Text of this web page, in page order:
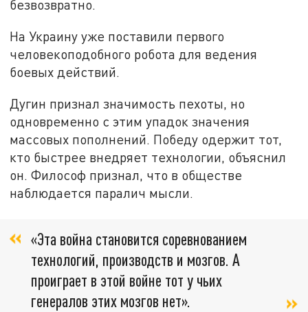
безвозвратно.
На Украину уже поставили первого
человекоподобного робота для ведения
боевых действий.
Дугин признал значимость пехоты, но
одновременно с этим упадок значения
массовых пополнений. Победу одержит тот,
кто быстрее внедряет технологии, объяснил
он. Философ признал, что в обществе
наблюдается паралич мысли.
«Эта война становится соревнованием
технологий, производств и мозгов. А
проиграет в этой войне тот у чьих
генералов этих мозгов нет».